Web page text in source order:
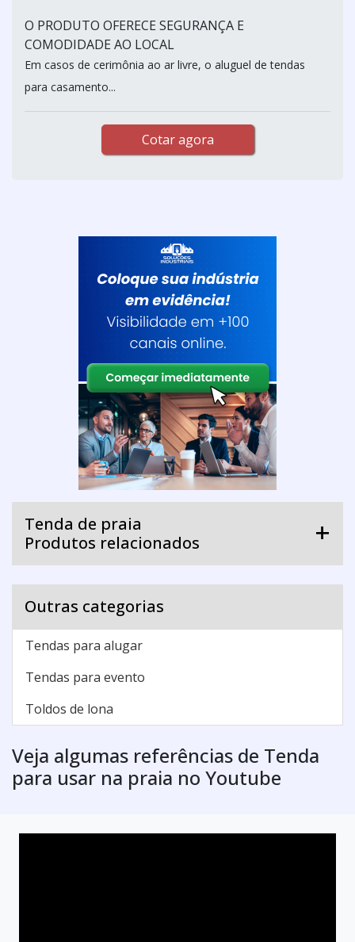
O PRODUTO OFERECE SEGURANÇA E
COMODIDADE AO LOCAL
Em casos de cerimônia ao ar livre, o aluguel de tendas
para casamento...
Cotar agora
Tenda de praia
Produtos relacionados
Outras categorias
Tendas para alugar
Tendas para evento
Toldos de lona
Veja algumas referências de Tenda
para usar na praia no Youtube